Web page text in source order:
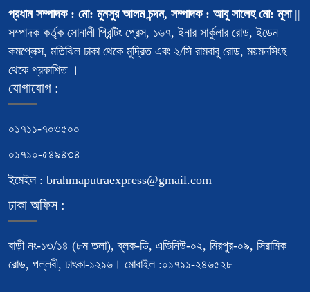
প্রধান সম্পাদক : মো: মুনসুর আলম চন্দন, সম্পাদক : আবু সালেহ মো: মূসা||
সম্পাদক কর্তৃক সোনালী প্রিন্টিং প্রেস, ১৬৭, ইনার সার্কুলার রোড, ইডেন
কমপ্লেক্স, মতিঝিল ঢাকা থেকে মুদ্রিত এবং ২/সি রামবাবু রোড, ময়মনসিংহ
থেকে প্রকাশিত ।
যোগাযোগ :
০১৭১১-৭০৩৫০০
০১৭১০-৫৪৯৪৩৪
ইমেইল : brahmaputraexpress@gmail.com
ঢাকা অফিস :
বাড়ী নং-১৩/১৪ (৮ম তলা), ব্লক-ডি, এভিনিউ-০২, মিরপুর-০৯, সিরামিক
রোড, পল্লবী, ঢাৎকা-১২১৬। মোবাইল :০১৭১১-২৪৬৫২৮